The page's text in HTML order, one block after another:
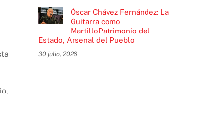
Óscar Chávez Fernández: La
Guitarra como
MartilloPatrimonio del
Estado, Arsenal del Pueblo
30 julio, 2026